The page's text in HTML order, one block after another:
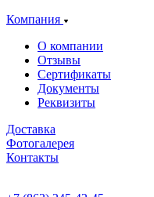
Компания
О компании
Отзывы
Сертификаты
Документы
Реквизиты
Доставка
Фотогалерея
Контакты